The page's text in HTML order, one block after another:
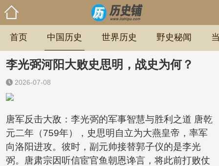
首页 中国历史 世界历史 野史秘闻
李光弼河阳大败史思明，战史为何？
2026-07-08
唐军反击大敌：李光弼的军事智慧与胜利之道 唐乾
元二年（759年），史思明自立为大燕皇帝，率军
向洛阳进攻。彼时，副元帅接替郭子仪的是李光
弼。唐肃宗因听信宦官鱼朝恩谗言，将此前打败仗